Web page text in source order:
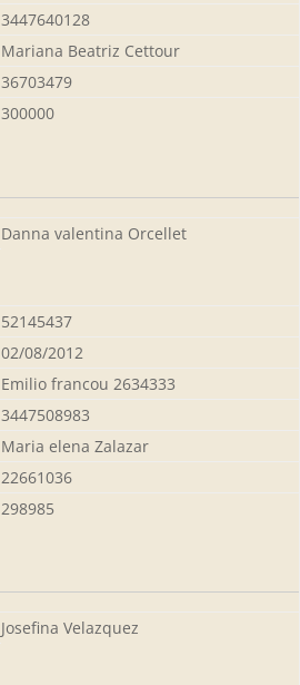
3447640128
Mariana Beatriz Cettour
36703479
300000
Danna valentina Orcellet
52145437
02/08/2012
Emilio francou 2634333
3447508983
Maria elena Zalazar
22661036
298985
Josefina Velazquez